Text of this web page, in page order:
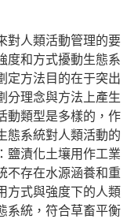
對人類活動管理的要
度和方式擾動生態系
定方法目的在于突出
分理念與方法上產生
動類型是多樣的，作
態系統對人類活動的
鹽漬化土壤用作工業
不存在水源涵養和重
方式與強度下的人類
系統，符合草畜平衡